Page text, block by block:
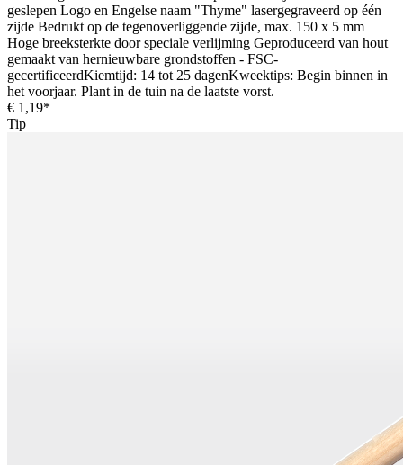
geslepen Logo en Engelse naam "Thyme" lasergegraveerd op één
zijde Bedrukt op de tegenoverliggende zijde, max. 150 x 5 mm
Hoge breeksterkte door speciale verlijming Geproduceerd van hout
gemaakt van hernieuwbare grondstoffen - FSC-
gecertificeerdKiemtijd: 14 tot 25 dagenKweektips: Begin binnen in
het voorjaar. Plant in de tuin na de laatste vorst.
€ 1,19*
Tip